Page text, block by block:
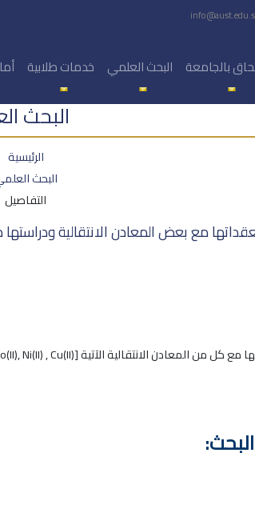
بالجامعة البحث العلمي خدمات طلابية
البحث
الرئيسية
البحث
التفاصيل
مع بعض المعادن الانتقالية ودراستها